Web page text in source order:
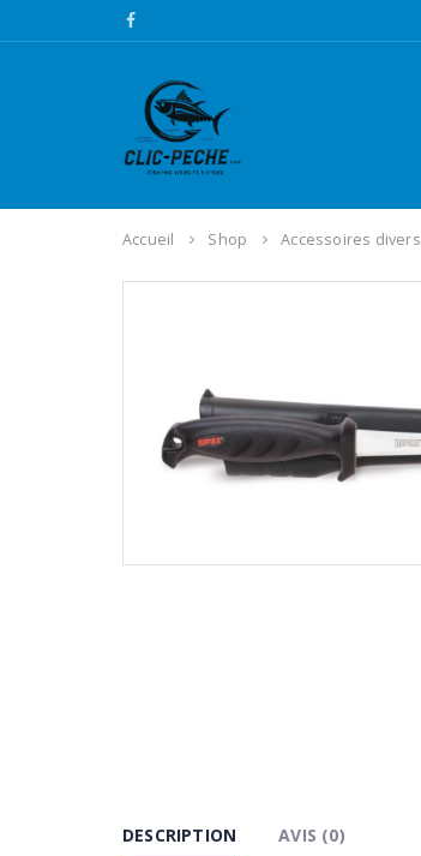
Accueil Shop Accessoires divers
DESCRIPTION AVIS (0)